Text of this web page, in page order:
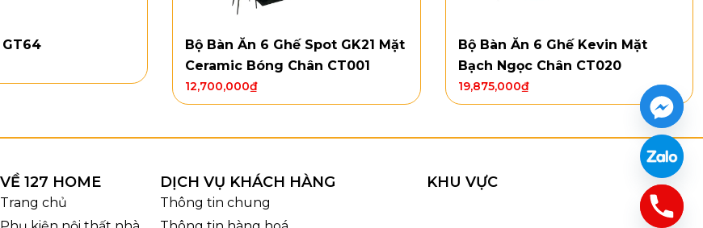
bo góc mềm, hai cánh cong mở rộng tạo hình độc đáo và tăng diện tích sử dụng tức thì. Chân chữ X
giúp tổng thể vững chãi, cân đối và rất “đậm chất hiện đại”.
GT64
Bộ Bàn Ăn 6 Ghế Spot GK21 Mặt
Ceramic Bóng Chân CT001
12,700,000₫
Bộ Bàn Ăn 6 Ghế Kevin Mặt
Bạch Ngọc Chân CT020
19,875,000₫
VỀ 127 HOME
Trang chủ
DỊCH VỤ KHÁCH HÀNG
Thông tin chung
KHU VỰC